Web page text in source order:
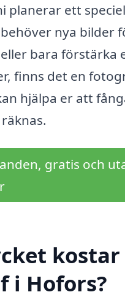
planerar ett
nya bilder
bara förstärka
finns det en
hjälpa er att
gratis och
kostar
i Hofors?